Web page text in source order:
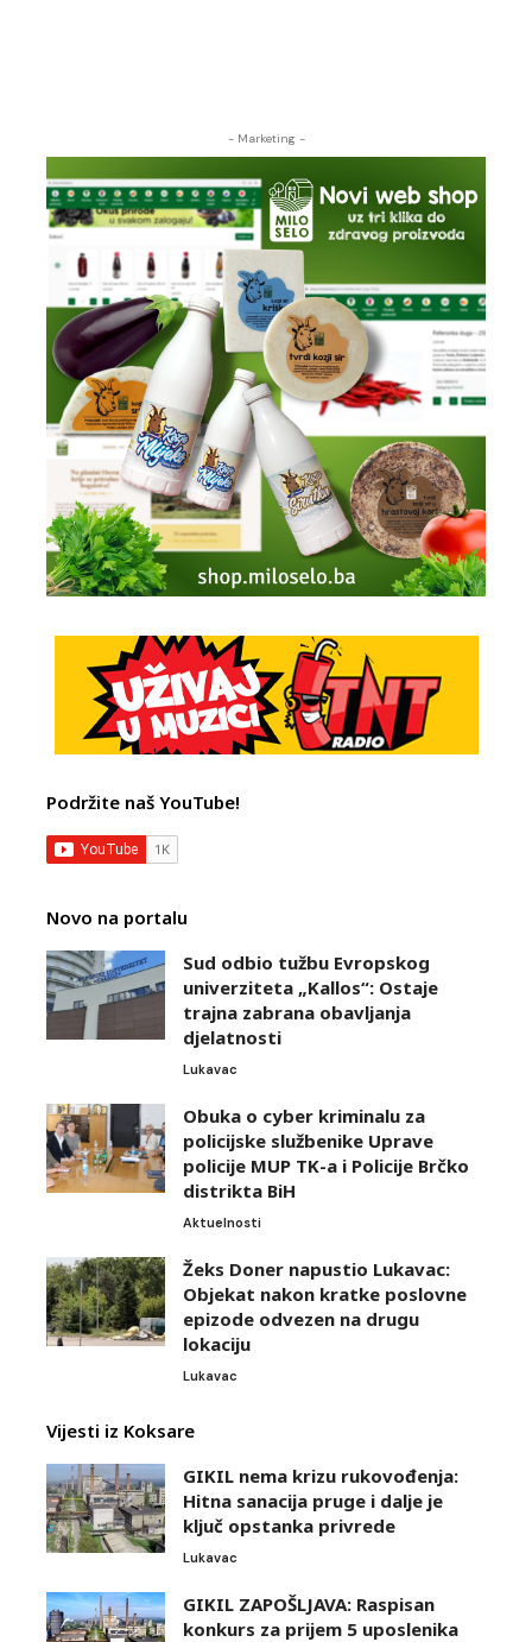
- Marketing -
Podržite naš YouTube!
Novo na portalu
Sud odbio tužbu Evropskog
univerziteta „Kallos“: Ostaje
trajna zabrana obavljanja
djelatnosti
Lukavac
Obuka o cyber kriminalu za
policijske službenike Uprave
policije MUP TK-a i Policije Brčko
distrikta BiH
Aktuelnosti
Žeks Doner napustio Lukavac:
Objekat nakon kratke poslovne
epizode odvezen na drugu
lokaciju
Lukavac
Vijesti iz Koksare
GIKIL nema krizu rukovođenja:
Hitna sanacija pruge i dalje je
ključ opstanka privrede
Lukavac
GIKIL ZAPOŠLJAVA: Raspisan
konkurs za prijem 5 uposlenika